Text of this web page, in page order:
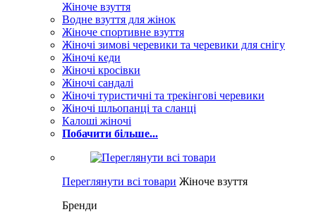
Жіноче взуття
Водне взуття для жінок
Жіноче спортивне взуття
Жіночі зимові черевики та черевики для снігу
Жіночі кеди
Жіночі кросівки
Жіночі сандалі
Жіночі туристичні та трекінгові черевики
Жіночі шльопанці та сланці
Калоші жіночі
Побачити більше...
Переглянути всі товари Жіноче взуття
Бренди